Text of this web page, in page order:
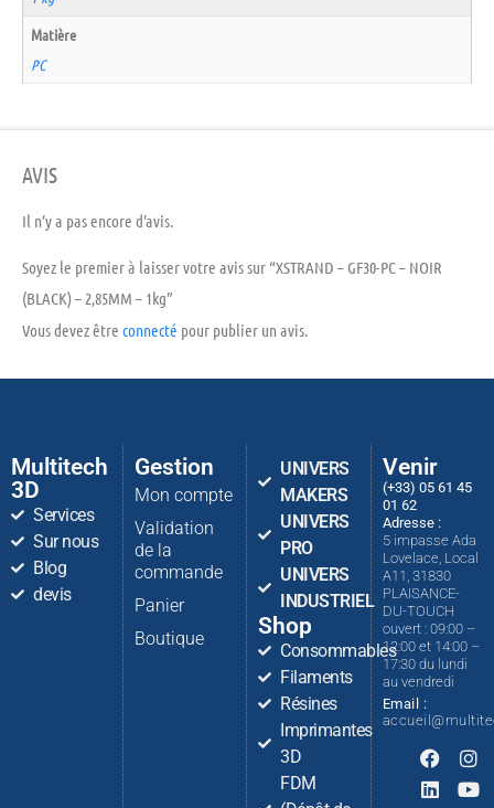
Matière
PC
AVIS
Il n’y a pas encore d’avis.
Soyez le premier à laisser votre avis sur “XSTRAND – GF30-PC – NOIR
(BLACK) – 2,85MM – 1kg”
Vous devez être connecté pour publier un avis.
Multitech
3D
Services
Sur nous
Blog
devis
Gestion
Mon compte
Validation
de la
commande
Panier
Boutique
UNIVERS
MAKERS
UNIVERS
PRO
UNIVERS
INDUSTRIEL
Shop
Consommables
Filaments
Résines
Imprimantes
3D
FDM
Venir
(+33) 05 61 45
01 62
Adresse :
5 impasse Ada
Lovelace, Local
A11, 31830
PLAISANCE-
DU-TOUCH
ouvert : 09:00 –
12:00 et 14:00 –
17:30 du lundi
au vendredi
Email :